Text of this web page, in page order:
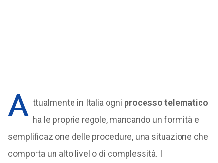
A ttualmente in Italia ogni processo telematico
ha le proprie regole, mancando uniformità e
semplificazione delle procedure, una situazione che
comporta un alto livello di complessità. Il